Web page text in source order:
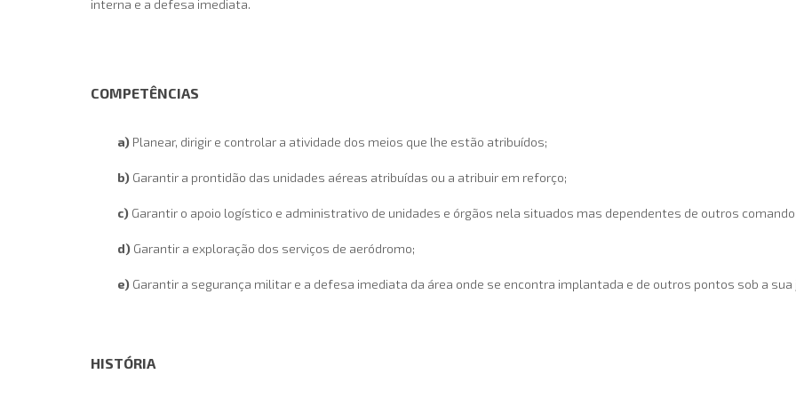
interna e a defesa imediata.
COMPETÊNCIAS
a) Planear, dirigir e controlar a atividade dos meios que lhe estão atribuídos;
b) Garantir a prontidão das unidades aéreas atribuídas ou a atribuir em reforço;
c) Garantir o apoio logístico e administrativo de unidades e órgãos nela situados mas dependentes de outros
d) Garantir a exploração dos serviços de aeródromo;
e) Garantir a segurança militar e a defesa imediata da área onde se encontra implantada e de outros pontos sob a sua
HISTÓRIA